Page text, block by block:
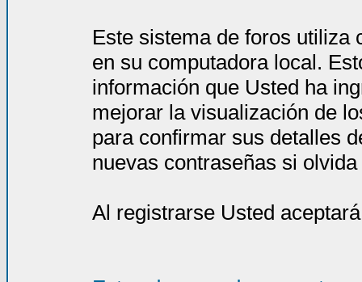
Este sistema de foros utiliza
en su computadora local.
información que Usted ha
mejorar la visualización de
para confirmar sus detalles
nuevas contraseñas si
Al registrarse Usted